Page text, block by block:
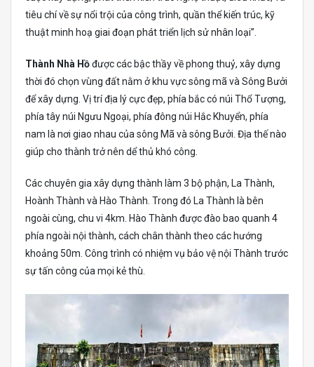
tiêu chí về sự nổi trội của công trình, quần thể kiến trúc, kỹ
thuật minh hoạ giai đoạn phát triển lịch sử nhân loại”.
Thành Nhà Hồđược các bậc thầy về phong thuỷ, xây dựng
thời đó chọn vùng đất nằm ở khu vực sông mã và Sông Bưởi
để xây dựng. Vị trí địa lý cực đẹp, phía bắc có núi Thổ Tượng,
phía tây núi Ngưu Ngoại, phía đông núi Hắc Khuyển, phía
nam là nơi giao nhau của sông Mã và sông Bưởi. Địa thế nào
giúp cho thành trở nên dể thủ khó công.
Các chuyên gia xây dựng thành làm 3 bộ phận, La Thành,
Hoành Thành và Hào Thành. Trong đó La Thành là bên
ngoài cùng, chu vi 4km. Hào Thành được đào bao quanh 4
phía ngoài nội thành, cách chân thành theo các hướng
khoảng 50m. Công trình có nhiệm vụ bảo vệ nội Thành trước
sự tấn công của mọi kẻ thù.